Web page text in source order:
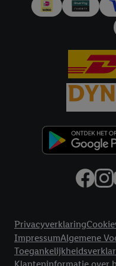
Privacyverklaring
ImpressumAlgemene
en Lidl-diensten, met
met eventuele andere
Criteo S.A. beschikt, aan
vergelijkbare technieken
je instemt. Verder kan je
gegevensverwerking.
Door te klikken op
worden gebruikt.
Door op "Akkoord" te
inclusief over de
jouw toestemming op elk
wij inzetten.